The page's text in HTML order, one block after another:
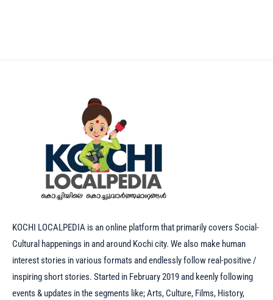
KOCHI LOCALPEDIA is an online platform that primarily covers Social-
Cultural happenings in and around Kochi city. We also make human
interest stories in various formats and endlessly follow real-positive /
inspiring short stories. Started in February 2019 and keenly following
events & updates in the segments like; Arts, Culture, Films, History,